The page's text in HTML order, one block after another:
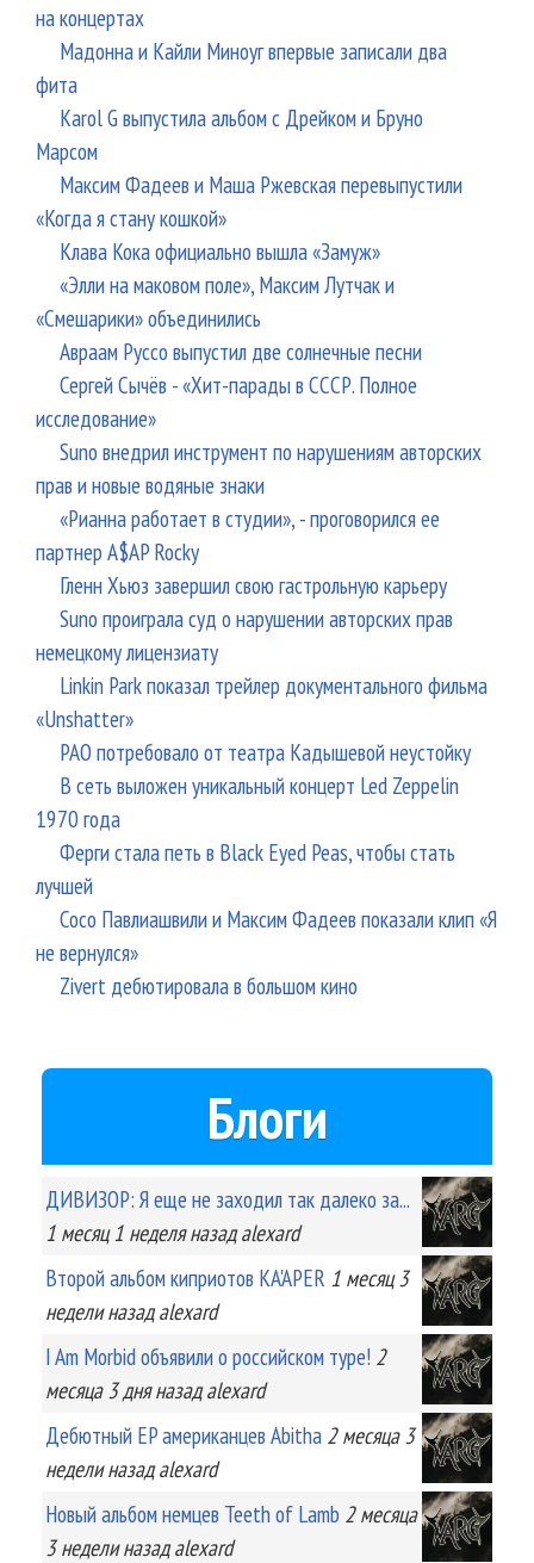
на концертах
Мадонна и Кайли Миноуг впервые записали два
фита
Karol G выпустила альбом с Дрейком и Бруно
Марсом
Максим Фадеев и Маша Ржевская перевыпустили
«Когда я стану кошкой»
Клава Кока официально вышла «Замуж»
«Элли на маковом поле», Максим Лутчак и
«Смешарики» объединились
Авраам Руссо выпустил две солнечные песни
Сергей Сычёв - «Хит-парады в СССР. Полное
исследование»
Suno внедрил инструмент по нарушениям авторских
прав и новые водяные знаки
«Рианна работает в студии», - проговорился ее
партнер A$AP Rocky
Гленн Хьюз завершил свою гастрольную карьеру
Suno проиграла суд о нарушении авторских прав
немецкому лицензиату
Linkin Park показал трейлер документального фильма
«Unshatter»
РАО потребовало от театра Кадышевой неустойку
В сеть выложен уникальный концерт Led Zeppelin
1970 года
Ферги стала петь в Black Eyed Peas, чтобы стать
лучшей
Сосо Павлиашвили и Максим Фадеев показали клип «Я
не вернулся»
Zivert дебютировала в большом кино
Блоги
ДИВИЗОР: Я еще не заходил так далеко за...
1 месяц 1 неделяназад alexard
Второй альбом киприотов KA'APER 1 месяц 3
неделиназад alexard
I Am Morbid объявили о российском туре! 2
месяца 3 дняназад alexard
Дебютный EP американцев Abitha 2 месяца 3
неделиназад alexard
Новый альбом немцев Teeth of Lamb 2 месяца
3 неделиназад alexard